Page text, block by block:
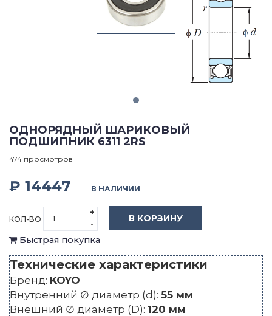
ОДНОРЯДНЫЙ ШАРИКОВЫЙ
ПОДШИПНИК 6311 2RS
474 просмотров
₽ 14447 В НАЛИЧИИ
КОЛ-ВО
+
-
В КОРЗИНУ
Быстрая покупка
Технические характеристики
Бренд: KOYO
Внутренний ∅ диаметр (d): 55 мм
Внешний ∅ диаметр (D): 120 мм